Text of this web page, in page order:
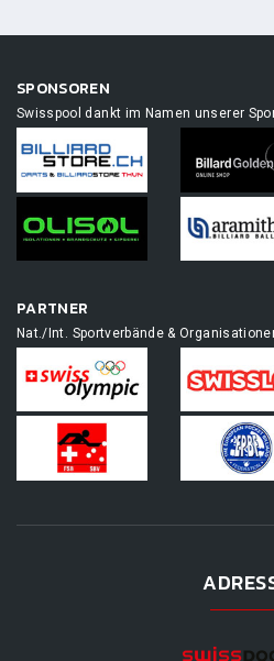
SPONSOREN
Swisspool dankt im Namen unserer
PARTNER
Nat./Int. Sportverbände &